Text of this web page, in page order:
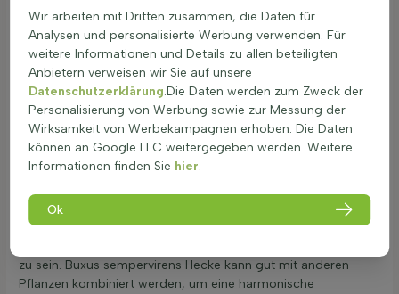
wie Boden und Wind beeinflusst werden. Diese
Heckenpflanze bevorzugt gut durchlässige Böden und kann in
verschiedenen Bodenarten wachsen. Wichtig ist, dass der
Boden nicht zu feucht ist, da dies die Pflanze schädigen kann.
Eine gleichmäßige Bodenfeuchtigkeit ist ideal für das
Wachstum. Die Buxus sempervirens Hecke bietet auch einen
Mehrwert für die Biodiversität im Garten. Sie kann Vögeln
Schutz und Nistmöglichkeiten bieten, während ihre Blüten im
März und April Bienen und Schmetterlinge anziehen. Die
Zierde verleiht. Obwohl die Pflanze giftig ist, ist sie bei
normalem Gebrauch im Garten ungefährlich. Es ist jedoch
zu sein. Buxus sempervirens Hecke kann gut mit anderen
Pflanzen kombiniert werden, um eine harmonische
Wir arbeiten mit Dritten zusammen, die Daten für
Analysen und personalisierte Werbung verwenden. Für
weitere Informationen und Details zu allen beteiligten
Anbietern verweisen wir Sie auf unsere
Datenschutzerklärung.Die Daten werden zum Zweck der
Personalisierung von Werbung sowie zur Messung der
Wirksamkeit von Werbekampagnen erhoben. Die Daten
können an Google LLC weitergegeben werden. Weitere
Informationen finden Sie hier.
Ok